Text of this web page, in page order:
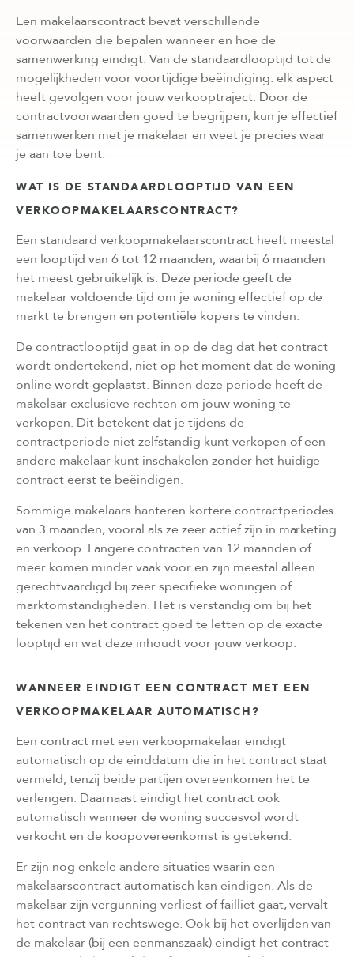
Een makelaarscontract bevat verschillende
voorwaarden die bepalen wanneer en hoe de
samenwerking eindigt. Van de standaardlooptijd tot de
mogelijkheden voor voortijdige beëindiging: elk aspect
heeft gevolgen voor jouw verkooptraject. Door de
contractvoorwaarden goed te begrijpen, kun je effectief
samenwerken met je makelaar en weet je precies waar
je aan toe bent.
WAT IS DE STANDAARDLOOPTIJD VAN EEN
VERKOOPMAKELAARSCONTRACT?
Een standaard verkoopmakelaarscontract heeft meestal
een looptijd van 6 tot 12 maanden, waarbij 6 maanden
het meest gebruikelijk is. Deze periode geeft de
makelaar voldoende tijd om je woning effectief op de
markt te brengen en potentiële kopers te vinden.
De contractlooptijd gaat in op de dag dat het contract
wordt ondertekend, niet op het moment dat de woning
online wordt geplaatst. Binnen deze periode heeft de
makelaar exclusieve rechten om jouw woning te
verkopen. Dit betekent dat je tijdens de
contractperiode niet zelfstandig kunt verkopen of een
andere makelaar kunt inschakelen zonder het huidige
contract eerst te beëindigen.
Sommige makelaars hanteren kortere contractperiodes
van 3 maanden, vooral als ze zeer actief zijn in marketing
en verkoop. Langere contracten van 12 maanden of
meer komen minder vaak voor en zijn meestal alleen
gerechtvaardigd bij zeer specifieke woningen of
marktomstandigheden. Het is verstandig om bij het
tekenen van het contract goed te letten op de exacte
looptijd en wat deze inhoudt voor jouw verkoop.
WANNEER EINDIGT EEN CONTRACT MET EEN
VERKOOPMAKELAAR AUTOMATISCH?
Een contract met een verkoopmakelaar eindigt
automatisch op de einddatum die in het contract staat
vermeld, tenzij beide partijen overeenkomen het te
verlengen. Daarnaast eindigt het contract ook
automatisch wanneer de woning succesvol wordt
verkocht en de koopovereenkomst is getekend.
Er zijn nog enkele andere situaties waarin een
makelaarscontract automatisch kan eindigen. Als de
makelaar zijn vergunning verliest of failliet gaat, vervalt
het contract van rechtswege. Ook bij het overlijden van
de makelaar (bij een eenmanszaak) eindigt het contract